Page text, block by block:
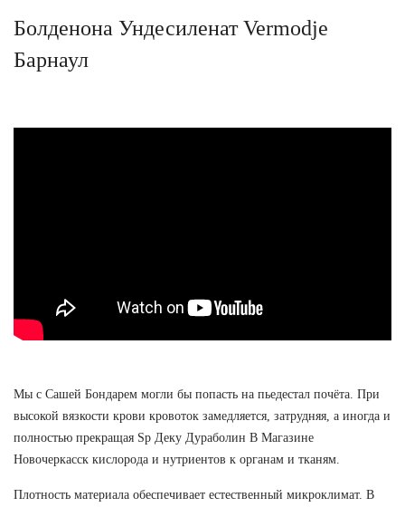
Болденона Ундесиленат Vermodje
Барнаул
Мы с Сашей Бондарем могли бы попасть на пьедестал почёта. При
высокой вязкости крови кровоток замедляется, затрудняя, а иногда и
полностью прекращая Sp Деку Дураболин В Магазине
Новочеркасск кислорода и нутриентов к органам и тканям.
Плотность материала обеспечивает естественный микроклимат. В